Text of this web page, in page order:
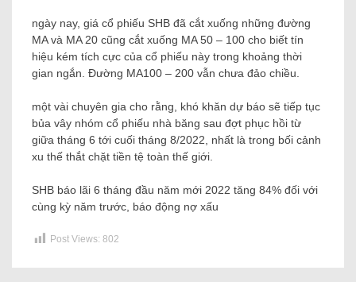
ngày nay, giá cổ phiếu SHB đã cắt xuống những đường
MA và MA 20 cũng cắt xuống MA 50 – 100 cho biết tín
hiệu kém tích cực của cổ phiếu này trong khoảng thời
gian ngắn. Đường MA100 – 200 vẫn chưa đảo chiều.
một vài chuyên gia cho rằng, khó khăn dự báo sẽ tiếp tục
bủa vây nhóm cổ phiếu nhà băng sau đợt phục hồi từ
giữa tháng 6 tới cuối tháng 8/2022, nhất là trong bối cảnh
xu thế thắt chặt tiền tệ toàn thế giới.
SHB báo lãi 6 tháng đầu năm mới 2022 tăng 84% đối với
cùng kỳ năm trước, báo động nợ xấu
Post Views: 802